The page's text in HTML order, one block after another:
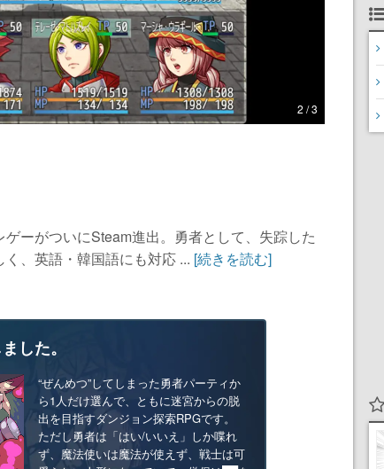
2 / 3
ーがついにSteam進出。勇者として、失踪した
、英語・韓国語にも対応 ... [続きを読む]
した。
“ぜんめつ”してしまった勇者パーティか
ら1人だけ選んで、ともに迷宮からの脱
出を目指すダンジョン探索RPGです。
ただし勇者は「はい/いいえ」しか喋れ
ず、魔法使いは魔法が使えず、戦士は可